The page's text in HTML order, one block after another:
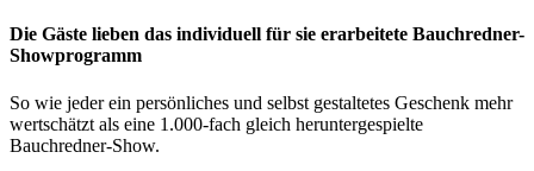
Die Gäste lieben das individuell für sie erarbeitete Bauchredner-
Showprogramm
So wie jeder ein persönliches und selbst gestaltetes Geschenk mehr
wertschätzt als eine 1.000-fach gleich heruntergespielte
Bauchredner-Show.